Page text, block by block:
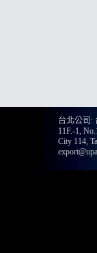
台北公司:
11F.-1,
City 114,